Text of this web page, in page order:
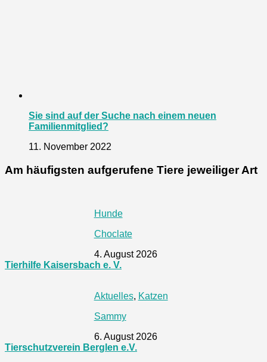
Sie sind auf der Suche nach einem neuen
Familienmitglied?
11. November 2022
Am häufigsten aufgerufene Tiere jeweiliger Art
Hunde
Choclate
4. August 2026
Tierhilfe Kaisersbach e. V.
Aktuelles, Katzen
Sammy
6. August 2026
Tierschutzverein Berglen e.V.